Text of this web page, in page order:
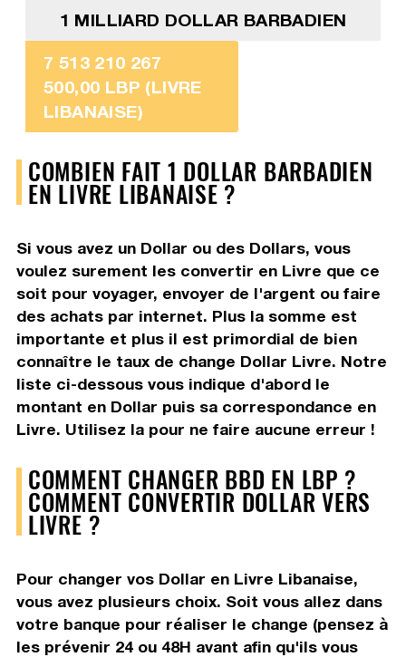
1 MILLIARD DOLLAR BARBADIEN
7 513 210 267
500,00 LBP (LIVRE
LIBANAISE)
COMBIEN FAIT 1 DOLLAR BARBADIEN
EN LIVRE LIBANAISE ?
Si vous avez un Dollar ou des Dollars, vous
voulez surement les convertir en Livre que ce
soit pour voyager, envoyer de l'argent ou faire
des achats par internet. Plus la somme est
importante et plus il est primordial de bien
connaître le taux de change Dollar Livre. Notre
liste ci-dessous vous indique d'abord le
montant en Dollar puis sa correspondance en
Livre. Utilisez la pour ne faire aucune erreur !
COMMENT CHANGER BBD EN LBP ?
COMMENT CONVERTIR DOLLAR VERS
LIVRE ?
Pour changer vos Dollar en Livre Libanaise,
vous avez plusieurs choix. Soit vous allez dans
votre banque pour réaliser le change (pensez à
les prévenir 24 ou 48H avant afin qu'ils vous